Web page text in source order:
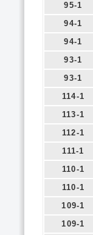
95-1
94-1
94-1
93-1
93-1
114-1
113-1
112-1
111-1
110-1
110-1
109-1
109-1